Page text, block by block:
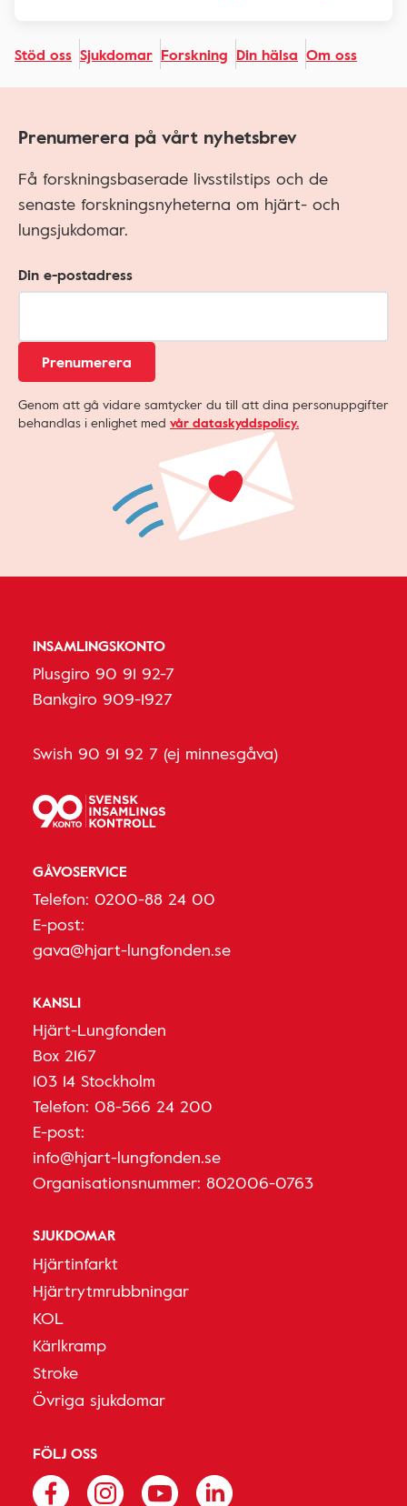
Stöd oss Sjukdomar Forskning Din hälsa Om oss
Prenumerera på vårt nyhetsbrev
Få forskningsbaserade livsstilstips och de
senaste forskningsnyheterna om hjärt- och
lungsjukdomar.
Din e-postadress
Prenumerera
Genom att gå vidare samtycker du till att dina personuppgifter
behandlas i enlighet med vår dataskyddspolicy.
INSAMLINGSKONTO
Plusgiro 90 91 92-7
Bankgiro 909-1927
Swish 90 91 92 7 (ej minnesgåva)
GÅVOSERVICE
Telefon: 0200-88 24 00
E-post:
gava@hjart-lungfonden.se
KANSLI
Hjärt-Lungfonden
Box 2167
103 14 Stockholm
Telefon: 08-566 24 200
E-post:
info@hjart-lungfonden.se
Organisationsnummer: 802006-0763
SJUKDOMAR
Hjärtinfarkt
Hjärtrytmrubbningar
KOL
Kärlkramp
Stroke
Övriga sjukdomar
FÖLJ OSS